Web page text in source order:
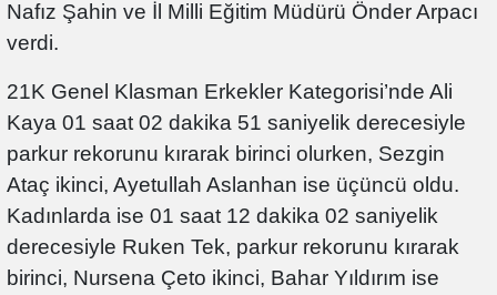
Nafız Şahin ve İl Milli Eğitim Müdürü Önder Arpacı
verdi.
21K Genel Klasman Erkekler Kategorisi’nde Ali
Kaya 01 saat 02 dakika 51 saniyelik derecesiyle
parkur rekorunu kırarak birinci olurken, Sezgin
Ataç ikinci, Ayetullah Aslanhan ise üçüncü oldu.
Kadınlarda ise 01 saat 12 dakika 02 saniyelik
derecesiyle Ruken Tek, parkur rekorunu kırarak
birinci, Nursena Çeto ikinci, Bahar Yıldırım ise